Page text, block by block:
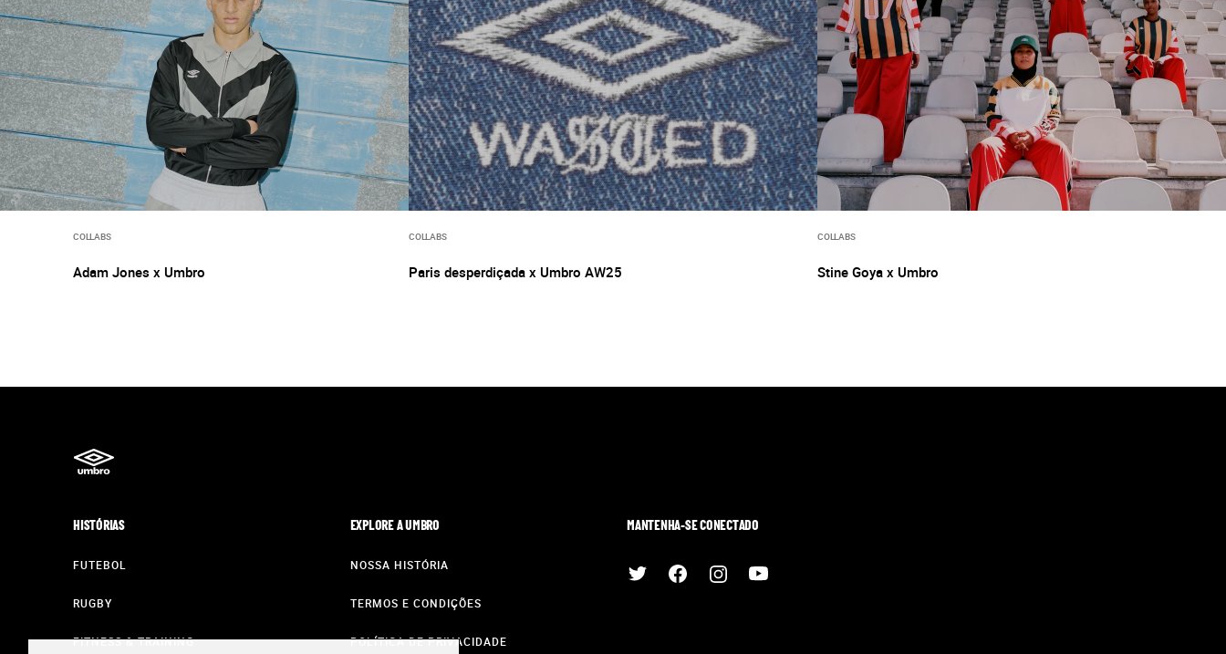
COLLABS
Adam Jones x Umbro
COLLABS
Paris desperdiçada x Umbro AW25
COLLABS
Stine Goya x Umbro
MANTENHA-SE CONECTADO
EXPLORE A UMBRO
NOSSA HISTÓRIA
TERMOS E CONDIÇÕES
POLÍTICA DE PRIVACIDADE
HISTÓRIAS
FUTEBOL
RUGBY
FITNESS & TRAINING